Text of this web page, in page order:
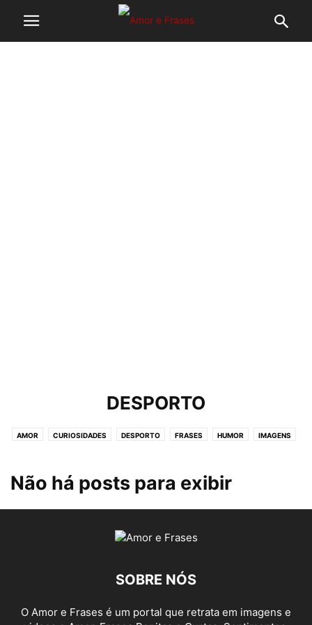
DESPORTO
AMOR CURIOSIDADES DESPORTO FRASES HUMOR IMAGENS
Não há posts para exibir
SOBRE NÓS
O Amor e Frases é um portal que retrata em imagens e